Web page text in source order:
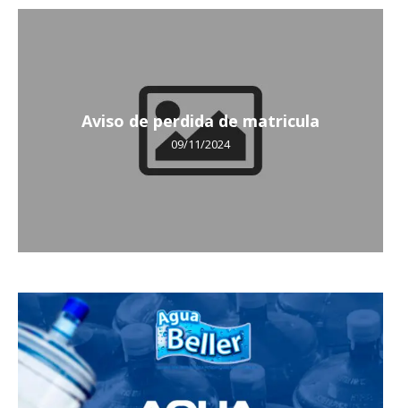
Aviso de perdida de matricula
09/11/2024